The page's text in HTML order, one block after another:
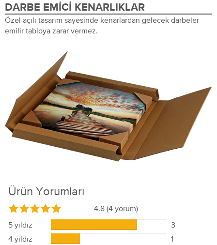
DARBE EMICI KENARLIKLAR
Özel açılı tasarım sayesinde kenarlardan gelecek darbeler
emilir tabloya zarar vermez.
Ürün Yorumları
4.8 (4 yorum)
5 yıldız
3
4 yıldız
1